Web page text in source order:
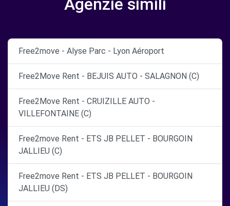
Agenzie simili
Free2move - Alyse Parc - Lyon Aéroport
Free2Move Rent - BEJUIS AUTO - SALAGNON (C)
Free2Move Rent - CRUIZILLE AUTO -
VILLEFONTAINE (C)
Free2move Rent - ETS JB PELLET - BOURGOIN
JALLIEU (C)
Free2move Rent - ETS JB PELLET - BOURGOIN
JALLIEU (DS)